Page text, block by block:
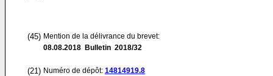
(45) Mention de la délivrance du brevet:
08.08.2018 Bulletin 2018/32
(21) Numéro de dépôt: 14814919.8